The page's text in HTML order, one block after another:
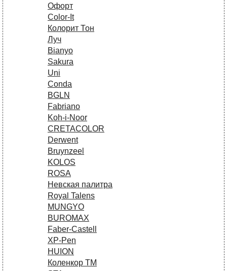
Офорт
Сolor-It
Колорит Тон
Луч
Bianyo
Sakura
Uni
Conda
BGLN
Fabriano
Koh-i-Noor
CRETACOLOR
Derwent
Bruynzeel
KOLOS
ROSA
Невская палитра
Royal Talens
MUNGYO
BUROMAX
Faber-Castell
XP-Pen
HUION
Коленкор ТМ